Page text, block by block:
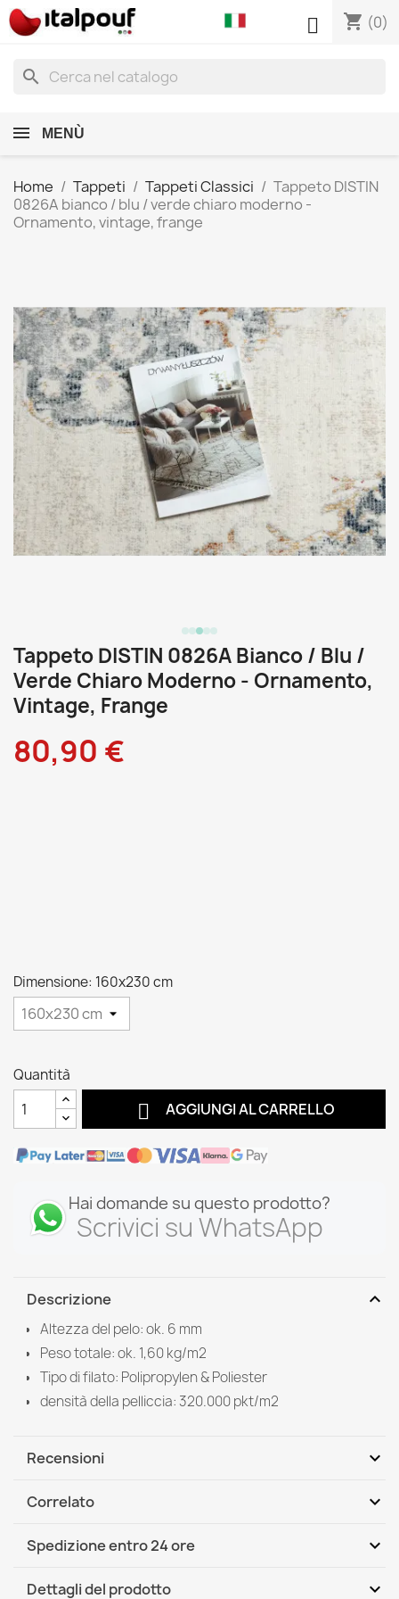
shopping_cart (0)

search
MENÙ
Home Tappeti Tappeti Classici
Tappeto DISTIN
0826A bianco / blu / verde chiaro moderno -
Ornamento, vintage, frange
Tappeto DISTIN 0826A Bianco / Blu /
Verde Chiaro Moderno - Ornamento,
Vintage, Frange
80,90 €
Dimensione: 160x230 cm
Quantità
 AGGIUNGI AL CARRELLO
Hai domande su questo prodotto?
Scrivici su WhatsApp
Descrizione expand_more
Altezza del pelo: ok. 6 mm
Peso totale: ok. 1,60 kg/m2
Tipo di filato: Polipropylen & Poliester
densità della pelliccia: 320.000 pkt/m2
Recensioni expand_more
Correlato expand_more
Spedizione entro 24 ore expand_more
DHL / GLS International
Dettagli del prodotto expand_more